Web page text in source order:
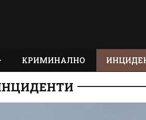
КРИМИНАЛНО